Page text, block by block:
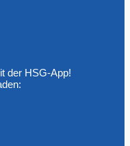
der HSG-App!